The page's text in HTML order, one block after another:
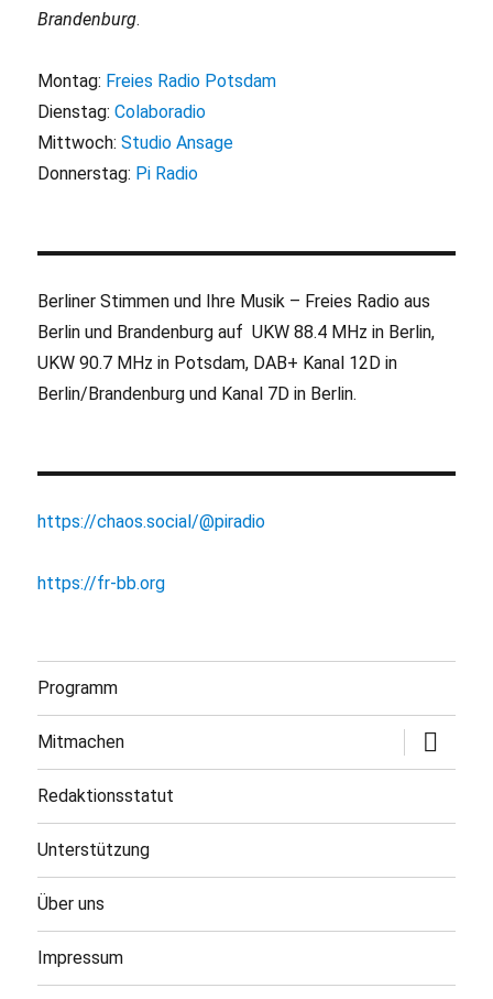
Brandenburg.
Montag: Freies Radio Potsdam
Dienstag:Colaboradio
Mittwoch:Studio Ansage
Donnerstag: Pi Radio
Berliner Stimmen und Ihre Musik – Freies Radio aus
Berlin und Brandenburg auf UKW 88.4 MHz in Berlin,
UKW 90.7 MHz in Potsdam, DAB+ Kanal 12D in
Berlin/Brandenburg und Kanal 7D in Berlin.
https://chaos.social/@piradio
https://fr-bb.org
Programm
Mitmachen
öffnen
Redaktionsstatut
Unterstützung
Über uns
Impressum